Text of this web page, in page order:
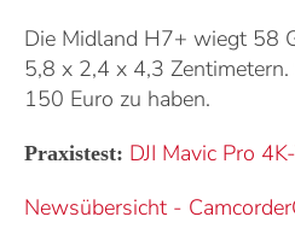
Die Midland H7+ wiegt 58
5,8 x 2,4 x 4,3
150 Euro zu haben.
Praxistest: DJI Mavic Pro
Newsübersicht - Camcorder